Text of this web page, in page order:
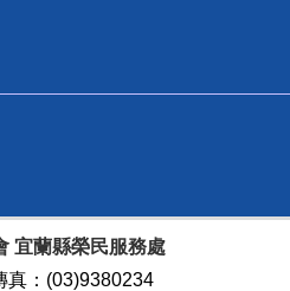
宜蘭縣榮民服務處
真：(03)9380234